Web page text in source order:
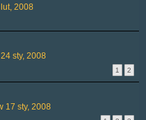
2008
sty, 2008
1 2
17 sty, 2008